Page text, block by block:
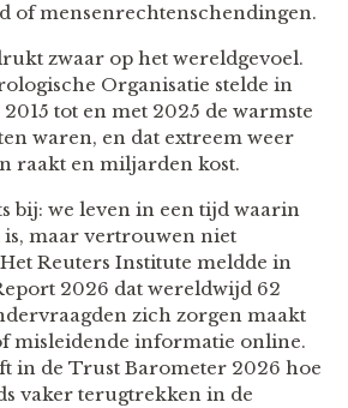
of mensenrechtenschendingen.
zwaar op het wereldgevoel.
Organisatie stelde in
tot en met 2025 de warmste
waren, en dat extreem weer
raakt en miljarden kost.
bij: we leven in een tijd waarin
maar vertrouwen niet
Reuters Institute meldde in
2026 dat wereldwijd 62
zich zorgen maakt
misleidende informatie online.
in de Trust Barometer 2026 hoe
vaker terugtrekken in de